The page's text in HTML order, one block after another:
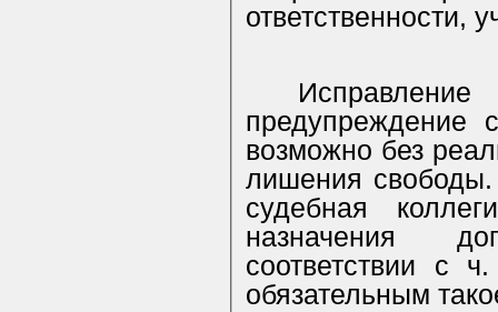
ответственности,
предупреждение
возможно без
лишения свободы.
судебная
назначения
соответствии с
обязательным